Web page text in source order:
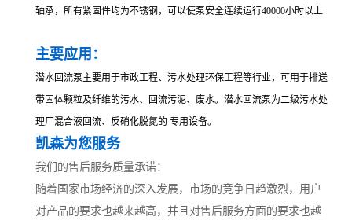
轴承，所有紧固件均为不锈钢，可以使泵安全连续运行40000小时以上
主要应用：
潜水回流泵主要用于市政工程、污水处理环保工程等行业，可用于排送
带固体颗粒及纤维的污水、回流污泥、废水。潜水回流泵为二级污水处
理厂混合液回流、反硝化脱氮的 专用设备。
凯森为您服务
我们的售后服务质量承诺：
随着国家市场经济的深入发展，市场的竞争日趋激烈，用户
对产品的要求也越来越高，并且对售后服务方面的要求也越